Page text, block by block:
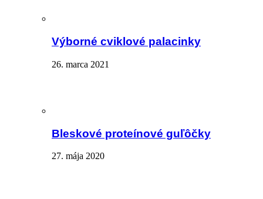
Výborné cviklové palacinky
26. marca 2021
Bleskové proteínové guľôčky
27. mája 2020